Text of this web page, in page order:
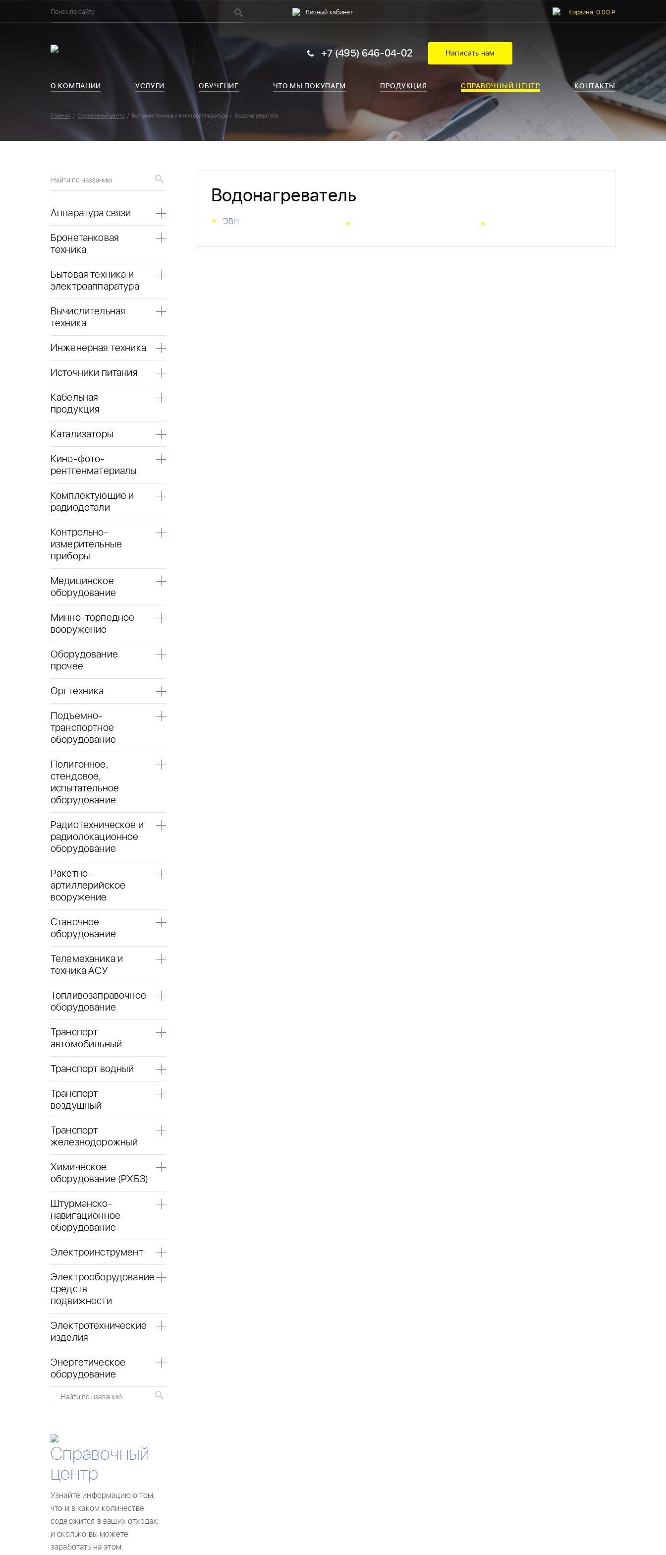
Личный кабинет Корзина: 0.00 Р
+7 (495) 646-04-02 Написать нам
О КОМПАНИИ УСЛУГИ ОБУЧЕНИЕ ЧТО МЫ ПОКУПАЕМ ПРОДУКЦИЯ СПРАВОЧНЫЙ ЦЕНТР КОНТАКТЫ
Главная Справочный центр Бытовая техника и электроаппаратура Водонагреватель
Найти по названию
Аппаратура связи
Бронетанковая
техника
Бытовая техника и
электроаппаратура
Вычислительная
техника
Инженерная техника
Источники питания
Кабельная
продукция
Катализаторы
Кино-фото-
рентгенматериалы
Комплектующие и
радиодетали
Контрольно-
измерительные
приборы
Медицинское
оборудование
Минно-торпедное
вооружение
Оборудование
прочее
Оргтехника
Подъемно-
транспортное
оборудование
Полигонное,
стендовое,
испытательное
оборудование
Радиотехническое и
радиолокационное
оборудование
Ракетно-
артиллерийское
вооружение
Станочное
оборудование
Телемеханика и
техника АСУ
Топливозаправочное
оборудование
Транспорт
автомобильный
Транспорт водный
Транспорт
воздушный
Транспорт
железнодорожный
Химическое
оборудование (РХБЗ)
Штурманско-
навигационное
оборудование
Электроинструмент
Электрооборудование
средств
подвижности
Электротехнические
изделия
Энергетическое
оборудование
Найти по названию
Справочный
центр
Узнайте информацию о том,
что и в каком количестве
содержится в ваших отходах,
и сколько вы можете
заработать на этом.
Водонагреватель
ЭВН